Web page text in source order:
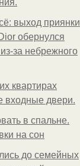
выход приянки
обернулся
за небрежного
квартирах
входные двери.
в спальне.
на сон
до семейных